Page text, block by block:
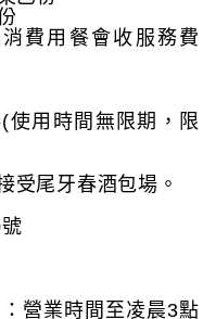
費用餐會收服務費
使用時間無限期，限
受尾牙春酒包場。
營業時間至凌晨3點